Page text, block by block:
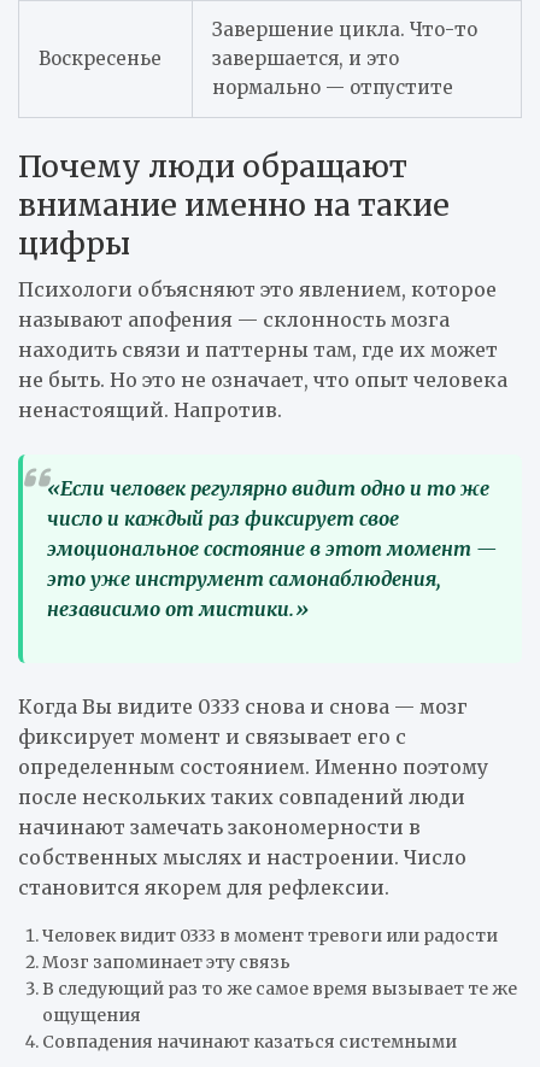
Воскресенье
Завершение цикла. Что-то
завершается, и это
нормально — отпустите
Почему люди обращают
внимание именно на такие
цифры
Психологи объясняют это явлением, которое
называют апофения — склонность мозга
находить связи и паттерны там, где их может
не быть. Но это не означает, что опыт человека
ненастоящий. Напротив.
«Если человек регулярно видит одно и то же
число и каждый раз фиксирует свое
эмоциональное состояние в этот момент —
это уже инструмент самонаблюдения,
независимо от мистики.»
Когда Вы видите 0333 снова и снова — мозг
фиксирует момент и связывает его с
определенным состоянием. Именно поэтому
после нескольких таких совпадений люди
начинают замечать закономерности в
собственных мыслях и настроении. Число
становится якорем для рефлексии.
Человек видит 0333 в момент тревоги или радости
Мозг запоминает эту связь
В следующий раз то же самое время вызывает те же
ощущения
Совпадения начинают казаться системными